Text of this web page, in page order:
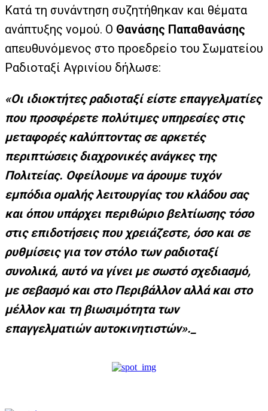
Κατά τη συνάντηση συζητήθηκαν και θέματα
ανάπτυξης νομού. Ο Θανάσης Παπαθανάσης
απευθυνόμενος στο προεδρείο του Σωματείου
Ραδιοταξί Αγρινίου δήλωσε:
«Οι ιδιοκτήτες ραδιοταξί είστε επαγγελματίες
που προσφέρετε πολύτιμες υπηρεσίες στις
μεταφορές καλύπτοντας σε αρκετές
περιπτώσεις διαχρονικές ανάγκες της
Πολιτείας. Οφείλουμε να άρουμε τυχόν
εμπόδια ομαλής λειτουργίας του κλάδου σας
και όπου υπάρχει περιθώριο βελτίωσης τόσο
στις επιδοτήσεις που χρειάζεστε, όσο και σε
ρυθμίσεις για τον στόλο των ραδιοταξί
συνολικά, αυτό να γίνει με σωστό σχεδιασμό,
με σεβασμό και στο Περιβάλλον αλλά και στο
μέλλον και τη βιωσιμότητα των
επαγγελματιών αυτοκινητιστών»._